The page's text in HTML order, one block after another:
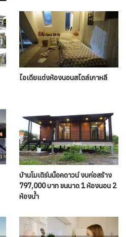
ไอเดียแต่งห้องนอนสไตล์เกาหลี
บ้านโมเดิร์นน็อคดาวน์ งบก่อสร้าง
797,000 บาท ขนนาด 1 ห้องนอน 2
ห้องน้ำ